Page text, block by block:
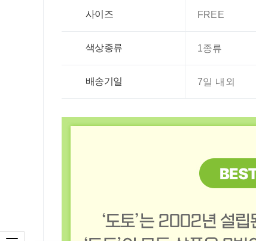
사이즈 FREE
색상종류 1종류
배송기일 7일 내외